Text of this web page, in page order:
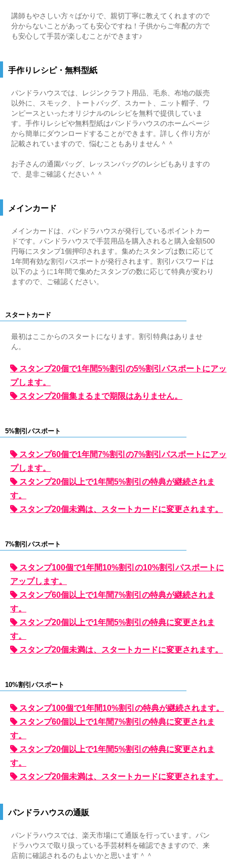
講師もやさしい方々ばかりで、親切丁寧に教えてくれますので
分からないことがあっても安心ですね！子供からご年配の方で
も安心して手芸が楽しむことができます♪
手作りレシピ・無料型紙
パンドラハウスでは、レジンクラフト用品、毛糸、布地の販売
以外に、スモック、トートバッグ、スカート、ニット帽子、ワ
ンピースといったオリジナルのレシピを無料で提供していま
す。手作りレシピや無料型紙はパンドラハウスのホームページ
から簡単にダウンロードすることができます。詳しく作り方が
記載されていますので、悩むこともありません＾＾
お子さんの通園バッグ、レッスンバッグのレシピもありますの
で、是非ご確認ください＾＾
メインカード
メインカードは、パンドラハウスが発行しているポイントカー
ドです。パンドラハウスで手芸用品を購入されると購入金額500
円毎にスタンプ1個押印されます。集めたスタンプは数に応じて
1年間有効な割引パスポートが発行されます。割引パスワードは
以下のように1年間で集めたスタンプの数に応じて特典が変わり
ますので、ご確認ください。
スタートカード
最初はここからのスタートになります。割引特典はありませ
ん。
スタンプ20個で1年間5%割引の5%割引パスポートにアッ
プします。
スタンプ20個集まるまで期限はありません。
5%割引パスポート
スタンプ60個で1年間7%割引の7%割引パスポートにアッ
プします。
スタンプ20個以上で1年間5%割引の特典が継続されま
す。
スタンプ20個未満は、スタートカードに変更されます。
7%割引パスポート
スタンプ100個で1年間10%割引の10%割引パスポートに
アップします。
スタンプ60個以上で1年間7%割引の特典が継続されま
す。
スタンプ20個以上で1年間5%割引の特典に変更されま
す。
スタンプ20個未満は、スタートカードに変更されます。
10%割引パスポート
スタンプ100個で1年間10%割引の特典が継続されます。
スタンプ60個以上で1年間7%割引の特典に変更されま
す。
スタンプ20個以上で1年間5%割引の特典に変更されま
す。
スタンプ20個未満は、スタートカードに変更されます。
パンドラハウスの通販
パンドラハウスでは、楽天市場にて通販を行っています。パン
ドラハウスで取り扱っている手芸材料を確認できますので、来
店前に確認されるのもよいかと思います＾＾